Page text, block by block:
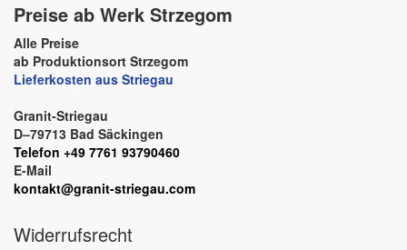
Preise ab Werk Strzegom
Alle Preise
ab Produktionsort Strzegom
Lieferkosten aus Striegau
Granit-Striegau
D–79713 Bad Säckingen
Telefon +49 7761 93790460
E-Mail
kontakt@granit-striegau.com
Widerrufsrecht